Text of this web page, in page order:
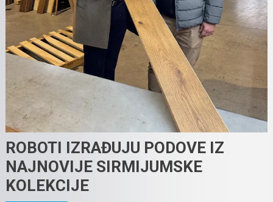
ROBOTI IZRAĐUJU PODOVE IZ
NAJNOVIJE SIRMIJUMSKE
KOLEKCIJE